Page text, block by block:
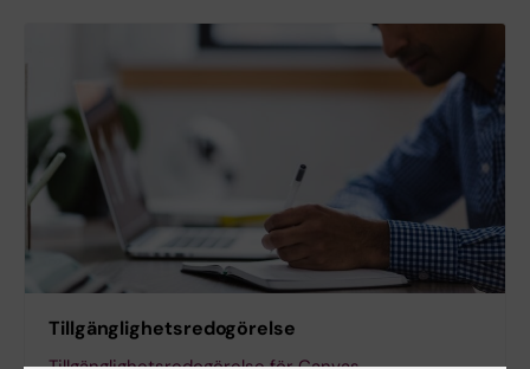
Tillgänglighetsredogörelse